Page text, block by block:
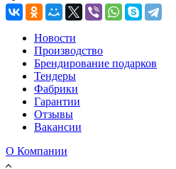
Новости
Производство
Брендирование подарков
Тендеры
Фабрики
Гарантии
Отзывы
Вакансии
О Компании